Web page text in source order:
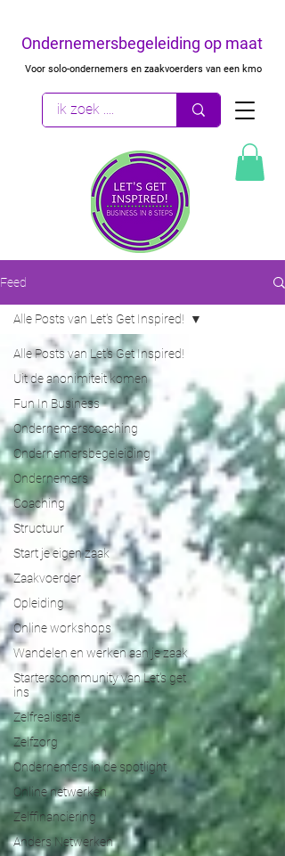
Ondernemersbegeleiding op maat
Voor solo-ondernemers en zaakvoerders van een kmo
Feed
Alle Posts van Let's Get Inspired!
Uit de anonimiteit komen
Fun In Business
Ondernemerscoaching
Ondernemersbegeleiding
Ondernemers
Coaching
Structuur
Start je eigen zaak
Zaakvoerder
Opleiding
Online workshops
Wandelen en werken aan je zaak
Starterscommunity van Let's get
ins
Zelfrealisatie
Zelfzorg
Ondernemers in de spotlight
Online netwerken
Zelffinanciering
Anders Netwerken
Alle Posts van Let's Get Inspired!